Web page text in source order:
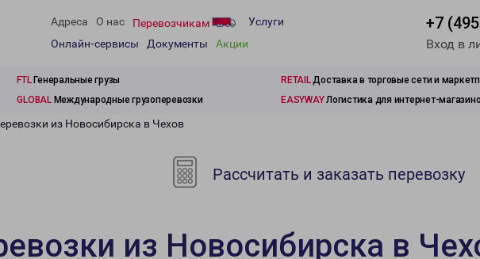
Адреса О нас Перевозчикам
Услуги
Онлайн-сервисы
Документы Акции
+7
Вход в
FTLГенеральные грузы RETAILДоставка в торговые сети и
GLOBALМеждународные грузоперевозки EASYWAYЛогистика для интернет-
из Новосибирска в Чехов
Рассчитать и заказать перевозку
из Новосибирска в